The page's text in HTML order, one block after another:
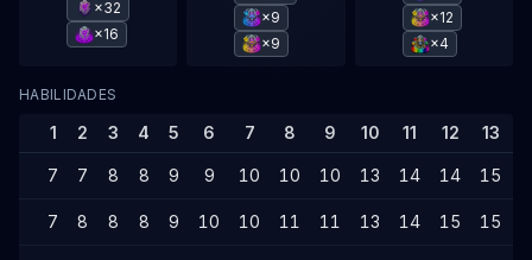
×32
×16
×9
×9
×12
×4
HABILIDADES
1 2 3 4 5 6 7 8 9 10 11 12 13
7 7 8 8 9 9 10 10 10 13 14 14 15
7 8 8 8 9 10 10 11 11 13 14 15 15